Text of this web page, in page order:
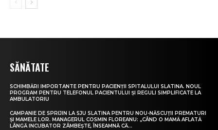
SĂNĂTATE
SCHIMBĂRI IMPORTANTE PENTRU PACIENȚII SPITALULUI SLATINA. NOUL
PROGRAM PENTRU TELEFONUL PACIENTULUI ȘI REGULI SIMPLIFICATE LA
AMBULATORIU
CAMPANIE DE SPRIJIN LA SJU SLATINA PENTRU NOU-NĂSCUȚII PREMATURI
ȘI MAMELE LOR. MANAGERUL COSMIN FLOREANU: „CÂND O MAMĂ AFLATĂ
LÂNGĂ INCUBATOR ZÂMBEȘTE, ÎNSEAMNĂ CĂ...